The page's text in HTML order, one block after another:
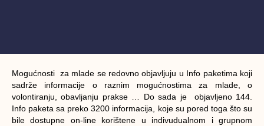
Mogućnosti za mlade se redovno objavljuju u Info paketima koji
sadrže informacije o raznim mogućnostima za mlade, o
volontiranju, obavljanju prakse … Do sada je objavljeno 144.
Info paketa sa preko 3200 informacija, koje su pored toga što su
bile dostupne on-line korištene u indivudualnom i grupnom